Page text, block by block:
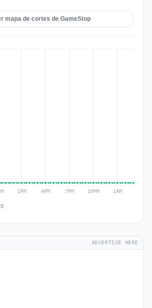
mapa de cortes de GameStop
ADVERTISE HERE